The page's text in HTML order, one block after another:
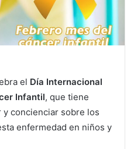
el Día Internacional
Infantil, que tiene
concienciar sobre los
enfermedad en niños y